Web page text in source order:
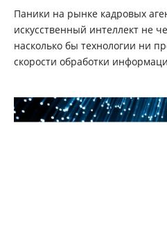
Паники на рынке кадровых
искусственный интеллект не
насколько бы технологии ни
скорости обработки